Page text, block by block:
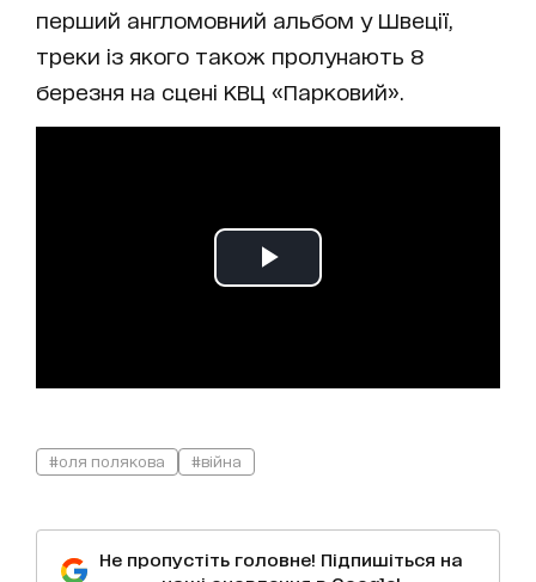
перший англомовний альбом у Швеції,
треки із якого також пролунають 8
березня на сцені КВЦ «Парковий».
#оля полякова #війна
Не пропустіть головне! Підпишіться на